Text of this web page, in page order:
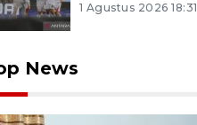
1 Agustus 2026 18:31
News